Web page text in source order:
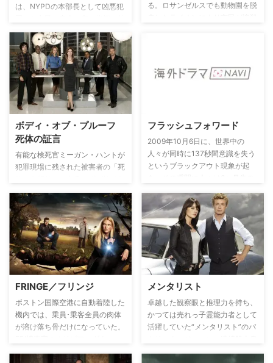
は、NYPDの本部長として凶悪犯
り、型破りな長男のダニー刑事は
正義のためにルールを越えて突進
していく。弁護士志望だった末っ
子のジェイミーもあることから警
察を志し、街をパトロールする新
米警官に。だが、刑事だった次男
ジョーの死に絡んで、ジェイミー
がNYPD内の秘密結社を追い始め
てから、疑惑と危険が一家を襲
う…。
る。ロサンゼルスでも動物園を脱
チに協力を要請するが、その間に
もさまざまな動物が異常行動を見
ブラハム、分析官のクロエ、そし
てミッチの5人が謎の組織に集め
られ、凶暴化した動物たちの暴走
を食い止める使命を担う。動物た
して世界を救えるのか？
ボディ・オブ・プルーフ
死体の証言
有能な検死官ミーガン・ハントが
犯罪現場に残された被害者の「死
直感と医学知識で事件の謎を解い
ていく検死クライム・ミステリ
ー。かつては優秀な脳神経外科医
だったミーガンは車の衝突事故に
遭い、事故の後遺症で右手が痺れ
る状態になり脳神経外科医のキャ
リアを諦め、検死官となる。挫折
感の中、“犯罪犠牲者の遺体は事
件を語る”という信念のもと、豊
富な医療知識と優れた洞察力を武
器に、緻密に執念深く事件の手が
かりを見つけていく。
フラッシュフォワード
2009年10月6日に、世界中の
人々が同時に137秒間意識を失う
というブラックアウト現象が起
とに。見た未来を実現させようと
する人、防ごうとする人などの思
いが交錯して、「既に見た未来」
は刻々と近づいてきて…。
FRINGE／フリンジ
ボストン国際空港に自動着陸した
機内では、乗員･乗客全員の肉体
が溶け落ち骨だけになっていた。
メンタリスト
卓越した観察眼と推理力を持ち、
かつては売れっ子霊能力者として
活躍していた“メンタリスト”のパ